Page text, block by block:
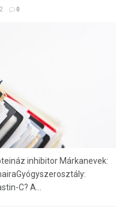
0
inhibitor Márkanevek:
C? A...